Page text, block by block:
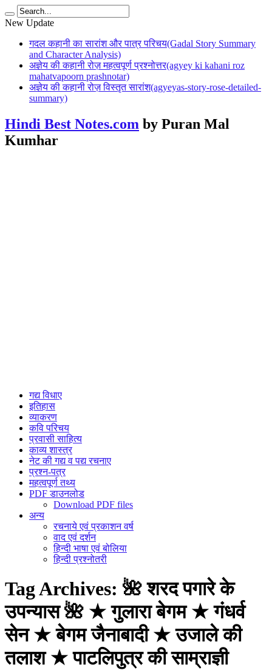
New Update
गदल कहानी का सारांश और पात्र परिचय(Gadal Story Summary
and Character Analysis)
अज्ञेय की कहानी रोज़ महत्वपूर्ण प्रश्नोत्तर(agyey ki kahani roz
mahatvapoorn prashnotar)
अज्ञेय की कहानी रोज़ विस्तृत सारांश(agyeyas-story-rose-detailed-
summary)
Hindi Best Notes.com by Puran Mal
Kumhar
गद्य विधाए
इतिहास
व्याकरण
कवि परिचय
प्रवासी साहित्य
काव्य शास्त्र
नेट की गद्य व पद्य रचनाए
प्रश्न-पत्र
महत्वपूर्ण तथ्य
PDF डाउनलोड
Download PDF files
अन्य
रचनाये एवं प्रकाशन वर्ष
वाद एवं दर्शन
हिन्दी भाषा एवं बोलिया
हिन्दी प्रश्नोतरी
Tag Archives: 🌺 शरद पगारे के
उपन्यास 🌺 ★ गुलारा बेगम ★ गंधर्व
सेन ★ बेगम जैनाबादी ★ उजाले की
तलाश ★ पाटलिपुत्र की साम्राज्ञी